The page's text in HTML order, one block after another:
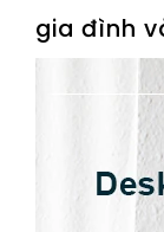
gia đình